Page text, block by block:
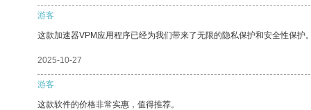
游客
这款加速器VPM应用程序已经为我们带来了无限的隐私保护和安全性保护
2025-10-27
游客
这款软件的价格非常实惠，值得推荐。